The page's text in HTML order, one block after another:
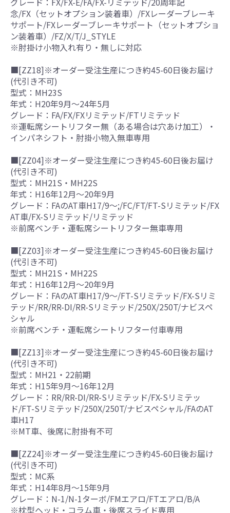
念/FX（セットオプション装着車）/FXレーダーブレーキ
サポート/FXレーダーブレーキサポート（セットオプショ
ン装着車）/FZ/X/T/J_STYLE
※肘掛け小物入れ有り・無しに対応
■[ZZ18]※オーダー受注生産につき約45-60日後お届け
(代引き不可)
型式：MH23S
年式：H20年9月～24年5月
グレード：FA/FX/FXリミテッド/FTリミテッド
※運転席シートリフター無（ある場合は穴あけ加工）・
インパネシフト・肘掛小物入無車専用
■[ZZ04]※オーダー受注生産につき約45-60日後お届け
(代引き不可)
型式：MH21S・MH22S
年式：H16年12月～20年9月
グレード：FAのAT車H17/9～;/FC/FT/FT-Sリミテッド/FX
AT車/FX-Sリミテッド/リミテッド
※前席ベンチ・運転席シートリフター無車専用
■[ZZ03]※オーダー受注生産につき約45-60日後お届け
(代引き不可)
型式：MH21S・MH22S
年式：H16年12月～20年9月
グレード：FAのAT車H17/9～/FT-Sリミテッド/FX-Sリミ
テッド/RR/RR-DI/RR-Sリミテッド/250X/250T/ナビスペ
シャル
※前席ベンチ・運転席シートリフター付車専用
■[ZZ13]※オーダー受注生産につき約45-60日後お届け
(代引き不可)
型式：MH21・22前期
年式：H15年9月～16年12月
グレード：RR/RR-DI/RR-Sリミテッド/FX-Sリミテッ
ド/FT-Sリミテッド/250X/250T/ナビスペシャル/FAのAT
車H17
※MT車、後席に肘掛有不可
■[ZZ24]※オーダー受注生産につき約45-60日後お届け
(代引き不可)
型式：MC系
年式：H14年8月～15年9月
グレード：N-1/N-1ターボ/FMエアロ/FTエアロ/B/A
※枕型ヘッド・コラム車・後席スライド専用